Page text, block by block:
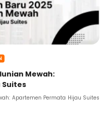
Mewah:
Apartemen Permata Hijau Suites